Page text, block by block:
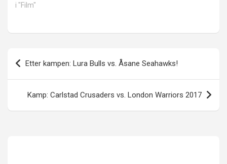
i "Film"
Innleggsnavigasjon
Etter kampen: Lura Bulls vs. Åsane Seahawks!
Kamp: Carlstad Crusaders vs. London Warriors 2017